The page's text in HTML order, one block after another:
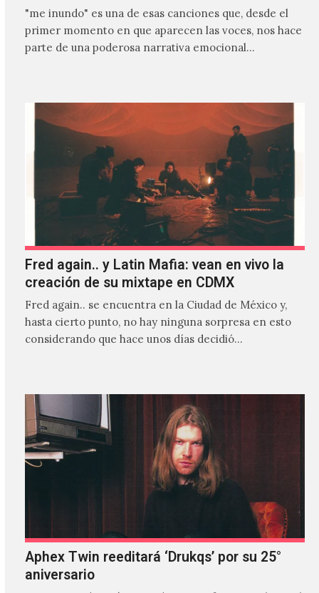
"me inundo" es una de esas canciones que, desde el
primer momento en que aparecen las voces, nos hace
parte de una poderosa narrativa emocional…
Fred again.. y Latin Mafia: vean en vivo la
creación de su mixtape en CDMX
Fred again.. se encuentra en la Ciudad de México y,
hasta cierto punto, no hay ninguna sorpresa en esto
considerando que hace unos días decidió…
Aphex Twin reeditará ‘Drukqs’ por su 25°
aniversario